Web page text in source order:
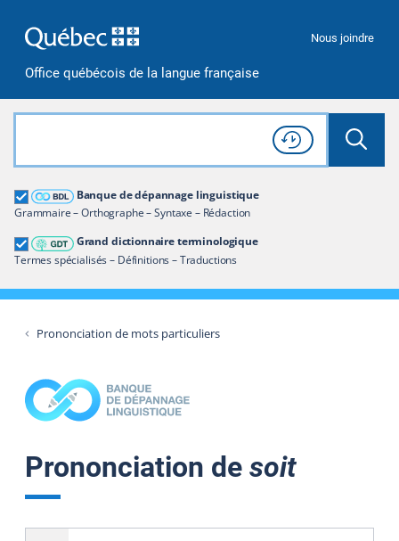
Office québécois de la langue française
Nous joindre
Rechercher dans tout le site
Lancer
Consulter l'
Historique
de recherche
Banque de dépannage linguistique
Grammaire – Orthographe – Syntaxe – Rédaction
Grand dictionnaire terminologique
Termes spécialisés – Définitions – Traductions
Grand dictionnaire terminologique
Restreindre aux termes
Prononciation de mots particuliers
Prononciation de soit